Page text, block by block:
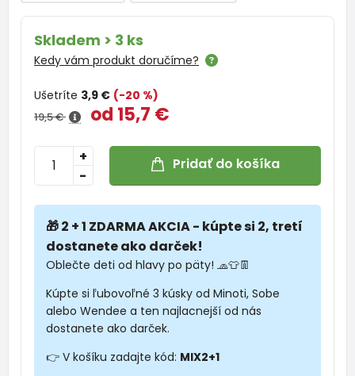
Skladem > 3 ks
Kedy vám produkt doručíme?
Ušetríte 3,9 € (-20 %)
19,5 € od 15,7 €
-
+ Pridať do košíka
🎁 2 + 1 ZDARMA AKCIA - kúpte si 2, tretí
dostanete ako darček!
Oblečte deti od hlavy po päty! 🧢👕👖
Kúpte si ľubovoľné 3 kúsky od Minoti, Sobe
alebo Wendee a ten najlacnejší od nás
dostanete ako darček.
👉 V košíku zadajte kód: MIX2+1